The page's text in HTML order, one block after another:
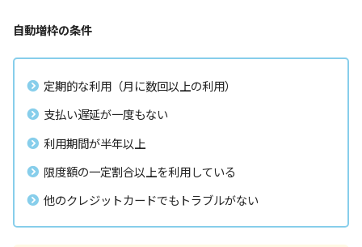
自動増枠の条件
定期的な利用（月に数回以上の利用）
支払い遅延が一度もない
利用期間が半年以上
限度額の一定割合以上を利用している
他のクレジットカードでもトラブルがない